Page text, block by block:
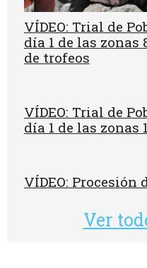
VÍDEO: Trial de
día 1 de las zonas
de trofeos
VÍDEO: Trial de
día 1 de las zonas
VÍDEO: Procesión
Ver